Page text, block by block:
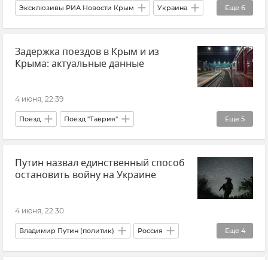
Еще 6
Эксклюзивы РИА Новости Крым Украина
В мире Декоммунизация Мнения
Михаил Булгаков Памятники
Наталья Киселева
Задержка поездов в Крым и из
Крыма: актуальные данные
4 июня, 22:39
Еще 5
Поезд Поезд "Таврия"
Железные дороги Крыма
Расписание поездов в Крыму
Путин назвал единственный способ
остановить войну на Украине
4 июня, 22:30
Еще 4
Владимир Путин (политик) Россия
Украина Новости СВО Политика